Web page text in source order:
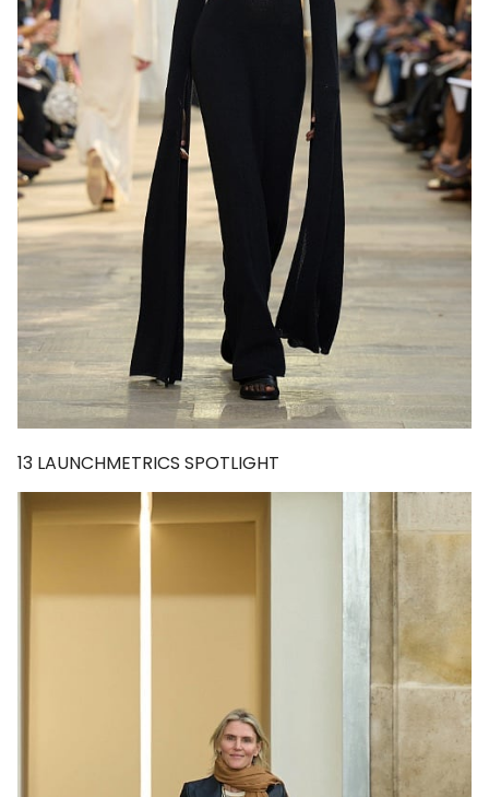
13 LAUNCHMETRICS SPOTLIGHT